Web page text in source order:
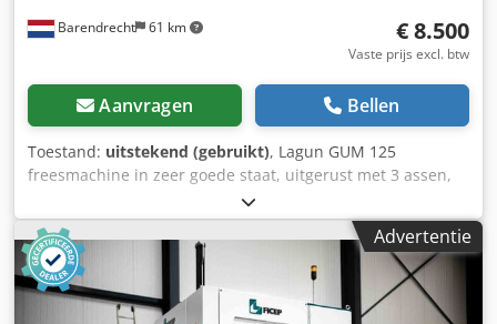
Barendrecht 61 km € 8.500
Vaste prijs excl. btw
Aanvragen Bellen
Toestand: uitstekend (gebruikt), Lagun GUM 125
freesmachine in zeer goede staat, uitgerust met 3 assen,
een Fagor digitale uitlezing, variabele invoer en
spindeltoerentallen. Specificaties: Spindeltap ISO 40
Toerental 35-1800 (variabel) Verplaatsing X850 Y290 Z475
mm Dsdpozrlawjfx Aquekr Tafelafmetingen 1250 x 280 mm
Automatische invoer X, Y & Z Snelle invoer X, Y & Z Motor
7,5 pk - 400V Digitale uitlezing Fagor, 3 assen Bouwjaar
Advertentie